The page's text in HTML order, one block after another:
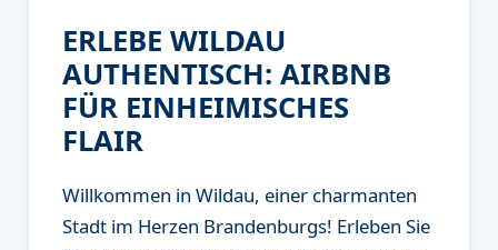
ERLEBE WILDAU
AUTHENTISCH: AIRBNB
FÜR EINHEIMISCHES
FLAIR
Willkommen in Wildau, einer charmanten
Stadt im Herzen Brandenburgs! Erleben Sie